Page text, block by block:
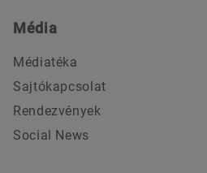
Média
Médiatéka
Sajtókapcsolat
Rendezvények
Social News